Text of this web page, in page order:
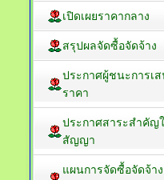
เปิดเผยราคากลาง
สรุปผลจัดซื้อจัดจ้าง
ประกาศผู้ชนะการเ
ราคา
ประกาศสาระสำคัญ
สัญญา
แผนการจัดซื้อจัดจ้า